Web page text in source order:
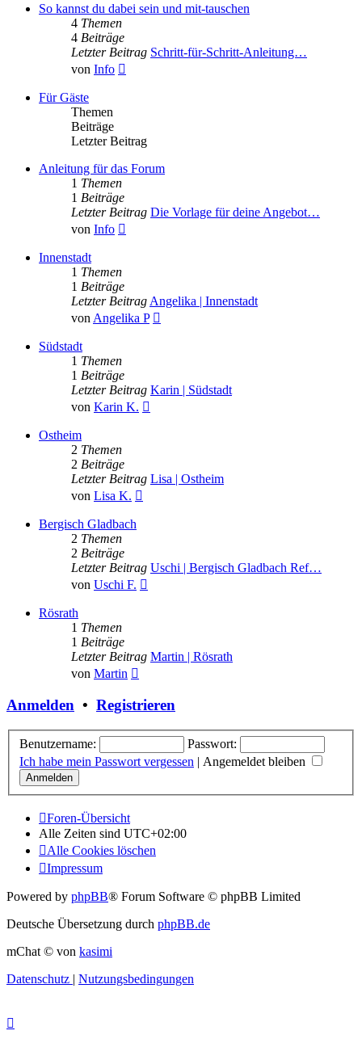
So kannst du dabei sein und mit-tauschen
4 Themen
4 Beiträge
Letzter Beitrag Schritt-für-Schritt-Anleitung…
von Info
Für Gäste
Themen
Beiträge
Letzter Beitrag
Anleitung für das Forum
1 Themen
1 Beiträge
Letzter Beitrag Die Vorlage für deine Angebot…
von Info
Innenstadt
1 Themen
1 Beiträge
Letzter Beitrag Angelika | Innenstadt
von Angelika P
Südstadt
1 Themen
1 Beiträge
Letzter Beitrag Karin | Südstadt
von Karin K.
Ostheim
2 Themen
2 Beiträge
Letzter Beitrag Lisa | Ostheim
von Lisa K.
Bergisch Gladbach
2 Themen
2 Beiträge
Letzter Beitrag Uschi | Bergisch Gladbach Ref…
von Uschi F.
Rösrath
1 Themen
1 Beiträge
Letzter Beitrag Martin | Rösrath
von Martin
Anmelden • Registrieren
Benutzername:
Passwort:
Ich habe mein Passwort vergessen | Angemeldet bleiben
Foren-Übersicht
Alle Zeiten sind UTC+02:00
Alle Cookies löschen
Impressum
Powered by phpBB® Forum Software © phpBB Limited
Deutsche Übersetzung durch phpBB.de
mChat © von kasimi
Datenschutz | Nutzungsbedingungen